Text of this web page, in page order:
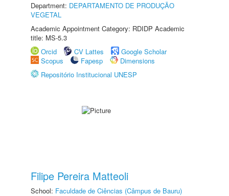
Department: DEPARTAMENTO DE PRODUÇÃO
VEGETAL
Academic Appointment Category: RDIDP Academic
title: MS-5.3
Orcid
CV Lattes
Google Scholar
Scopus
Fapesp
Dimensions
Repositório Institucional UNESP
Filipe Pereira Matteoli
School: Faculdade de Ciências (Câmpus de Bauru)